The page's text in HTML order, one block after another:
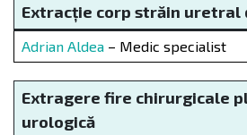
Extracție corp străin uretral
Adrian Aldea – Medic specialist
Extragere fire chirurgicale
urologică